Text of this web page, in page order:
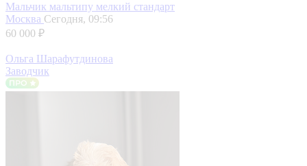
Мальчик мальтипу мелкий стандарт
Москва Сегодня, 09:56
60 000 ₽
Ольга Шарафутдинова
Заводчик